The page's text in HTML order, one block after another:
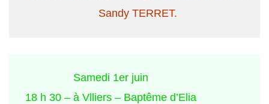
Sandy TERRET.
Samedi 1er juin
18 h 30 – à Vlliers – Baptême d’Elia